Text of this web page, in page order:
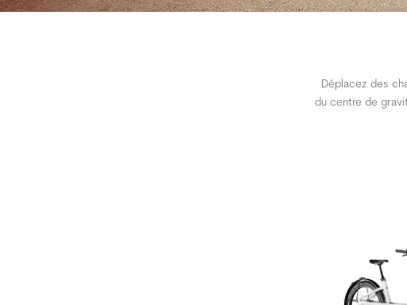
Déplacez des
du centre de